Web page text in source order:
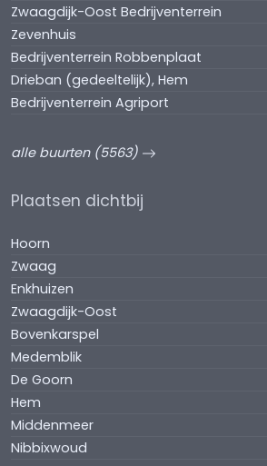
Zwaagdijk-Oost Bedrijventerrein
Zevenhuis
Bedrijventerrein Robbenplaat
Drieban (gedeeltelijk), Hem
Bedrijventerrein Agriport
alle buurten (5563)
Plaatsen dichtbij
Hoorn
Zwaag
Enkhuizen
Zwaagdijk-Oost
Bovenkarspel
Medemblik
De Goorn
Hem
Middenmeer
Nibbixwoud